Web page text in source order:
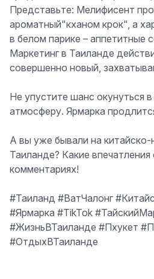
Представьте: Мелифисент
ароматный"кханом крок", а
в белом парике – аппетитные
Маркетинг в Таиланде
совершенно новый,
Не упустите шанс окунуться
атмосферу. Ярмарка
А вы уже бывали на китайско-
Таиланде? Какие
комментариях!
#Таиланд #ВатЧалонг
#Ярмарка #TikTok
#ЖизньВТаиланде #Пхукет
#ОтдыхВТаиланде